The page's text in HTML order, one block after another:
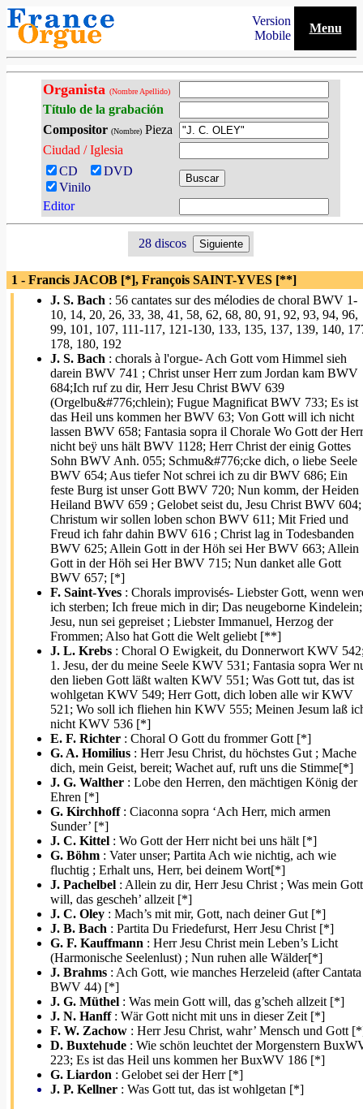
Version
Mobile
Menu
Organista (Nombre Apellido)
Título de la grabación
Compositor (Nombre) Pieza
Ciudad / Iglesia
CD
DVD
Vinilo
Editor
28 discos
1 - Francis JACOB [*], François SAINT-YVES [**]
J. S. Bach : 56 cantates sur des mélodies de choral BWV 1-
10, 14, 20, 26, 33, 38, 41, 58, 62, 68, 80, 91, 92, 93, 94, 96,
99, 101, 107, 111-117, 121-130, 133, 135, 137, 139, 140,
178, 180, 192
J. S. Bach : chorals à l'orgue- Ach Gott vom Himmel sieh
darein BWV 741 ; Christ unser Herr zum Jordan kam BWV
684;Ich ruf zu dir, Herr Jesu Christ BWV 639
(Orgelbu&#776;chlein); Fugue Magnificat BWV 733; Es ist
das Heil uns kommen her BWV 63; Von Gott will ich nicht
lassen BWV 658; Fantasia sopra il Chorale Wo Gott der Herr
nicht beÿ uns hält BWV 1128; Herr Christ der einig Gottes
Sohn BWV Anh. 055; Schmu&#776;cke dich, o liebe Seele
BWV 654; Aus tiefer Not schrei ich zu dir BWV 686; Ein
feste Burg ist unser Gott BWV 720; Nun komm, der Heiden
Heiland BWV 659 ; Gelobet seist du, Jesu Christ BWV 604;
Christum wir sollen loben schon BWV 611; Mit Fried und
Freud ich fahr dahin BWV 616 ; Christ lag in Todesbanden
BWV 625; Allein Gott in der Höh sei Her BWV 663; Allein
Gott in der Höh sei Her BWV 715; Nun danket alle Gott
BWV 657; [*]
F. Saint-Yves : Chorals improvisés- Liebster Gott, wenn
ich sterben; Ich freue mich in dir; Das neugeborne Kindelein;
Jesu, nun sei gepreiset ; Liebster Immanuel, Herzog der
Frommen; Also hat Gott die Welt geliebt [**]
J. L. Krebs : Choral O Ewigkeit, du Donnerwort KWV
1. Jesu, der du meine Seele KWV 531; Fantasia sopra Wer
den lieben Gott läßt walten KWV 551; Was Gott tut, das ist
wohlgetan KWV 549; Herr Gott, dich loben alle wir KWV
521; Wo soll ich fliehen hin KWV 555; Meinen Jesum laß
nicht KWV 536 [*]
E. F. Richter : Choral O Gott du frommer Gott [*]
G. A. Homilius : Herr Jesu Christ, du höchstes Gut ; Mache
dich, mein Geist, bereit; Wachet auf, ruft uns die Stimme[*]
J. G. Walther : Lobe den Herren, den mächtigen König der
Ehren [*]
G. Kirchhoff: Ciaconna sopra ‘Ach Herr, mich armen
Sunder’ [*]
J. C. Kittel : Wo Gott der Herr nicht bei uns hält [*]
G. Böhm : Vater unser; Partita Ach wie nichtig, ach wie
fluchtig ; Erhalt uns, Herr, bei deinem Wort[*]
J. Pachelbel : Allein zu dir, Herr Jesu Christ ; Was mein Gott
will, das gescheh’ allzeit [*]
J. C. Oley : Mach’s mit mir, Gott, nach deiner Gut [*]
J. B. Bach : Partita Du Friedefurst, Herr Jesu Christ [*]
G. F. Kauffmann : Herr Jesu Christ mein Leben’s Licht
(Harmonische Seelenlust) ; Nun ruhen alle Wälder[*]
J. Brahms : Ach Gott, wie manches Herzeleid (after Cantata
BWV 44) [*]
J. G. Müthel : Was mein Gott will, das g’scheh allzeit [*]
J. N. Hanff: Wär Gott nicht mit uns in dieser Zeit [*]
F. W. Zachow : Herr Jesu Christ, wahr’ Mensch und Gott
D. Buxtehude : Wie schön leuchtet der Morgenstern
223; Es ist das Heil uns kommen her BuxWV 186 [*]
G. Liardon : Gelobet sei der Herr [*]
J. P. Kellner : Was Gott tut, das ist wohlgetan [*]